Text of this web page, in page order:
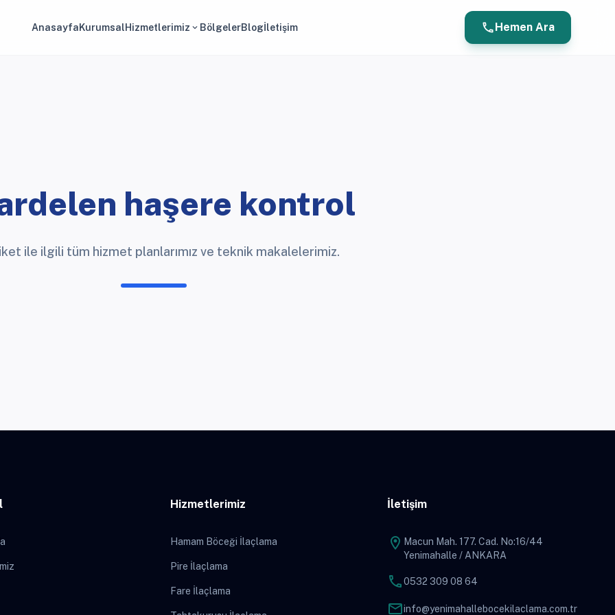
AnasayfaKurumsalHizmetlerimiz expand_more BölgelerBlogİletişim callHemen Ara
haşere kontrol
ile ilgili tüm hizmet planlarımız ve teknik makalelerimiz.
Hizmetlerimiz
Hamam Böceği İlaçlama
Pire İlaçlama
Fare İlaçlama
İletişim
location_on Macun Mah. 177. Cad. No:16/44
Yenimahalle / ANKARA
phone0532 309 08 64
mailinfo@yenimahallebocekilaclama.com.tr